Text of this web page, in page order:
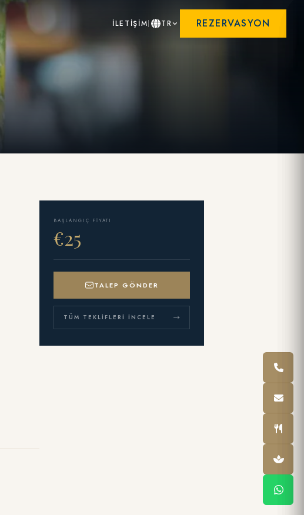
İLETİŞİM TR REZERVASYON
BAŞLANGIÇ FIYATI
€25
TALEP GÖNDER
TÜM TEKLIFLERI İNCELE